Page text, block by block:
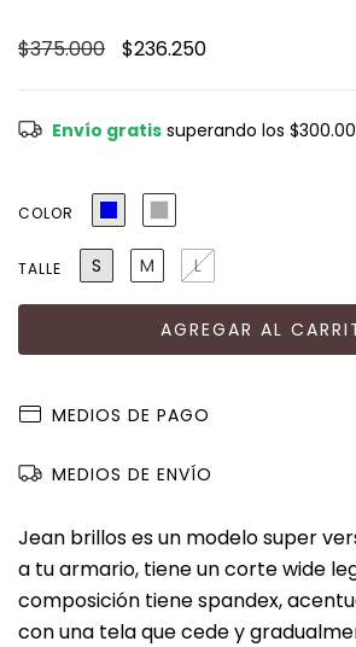
$375.000 $236.250
Envío gratis superando los
COLOR
TALLE S M L
MEDIOS DE PAGO
MEDIOS DE ENVÍO
Jean brillos es un modelo super
a tu armario, tiene un corte wide
composición tiene spandex,
con una tela que cede y